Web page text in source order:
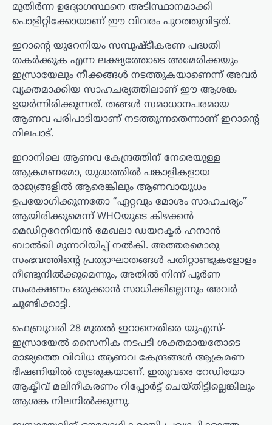
മുതിർന്ന ഉദ്യോഗസ്ഥനെ അടിസ്ഥാനമാക്കി
പൊളിറ്റിക്കോയാണ് ഈ വിവരം പുറത്തുവിട്ടത്.
ഇറാന്റെ യുറേനിയം സമ്പുഷ്ടീകരണ പദ്ധതി
തകർക്കുക എന്ന ലക്ഷ്യത്തോടെ അമേരിക്കയും
ഇസ്രായേലും നീക്കങ്ങൾ നടത്തുകയാണെന്ന് അവർ
വ്യക്തമാക്കിയ സാഹചര്യത്തിലാണ് ഈ ആശങ്ക
ഉയർന്നിരിക്കുന്നത്. തങ്ങൾ സമാധാനപരമായ
ആണവ പരിപാടിയാണ് നടത്തുന്നതെന്നാണ് ഇറാന്റെ
നിലപാട്.
ഇറാനിലെ ആണവ കേന്ദ്രത്തിന് നേരെയുള്ള
ആക്രമണമോ, യുദ്ധത്തിൽ പങ്കാളികളായ
രാജ്യങ്ങളിൽ ആരെങ്കിലും ആണവായുധം
ഉപയോഗിക്കുന്നതോ “ഏറ്റവും മോശം സാഹചര്യം”
ആയിരിക്കുമെന്ന് WHOയുടെ കിഴക്കൻ
മെഡിറ്ററേനിയൻ മേഖലാ ഡയറക്ടർ ഹനാൻ
ബാൽഖി മുന്നറിയിപ്പ് നൽകി. അത്തരമൊരു
സംഭവത്തിന്റെ പ്രത്യാഘാതങ്ങൾ പതിറ്റാണ്ടുകളോളം
നീണ്ടുനിൽക്കുമെന്നും, അതിൽ നിന്ന് പൂർണ
സംരക്ഷണം ഒരുക്കാൻ സാധിക്കില്ലെന്നും അവർ
ചൂണ്ടിക്കാട്ടി.
ഫെബ്രുവരി 28 മുതൽ ഇറാനെതിരെ യുഎസ്-
ഇസ്രായേൽ സൈനിക നടപടി ശക്തമായതോടെ
രാജ്യത്തെ വിവിധ ആണവ കേന്ദ്രങ്ങൾ ആക്രമണ
ഭീഷണിയിൽ തുടരുകയാണ്. ഇതുവരെ റേഡിയോ
ആക്ടീവ് മലിനീകരണം റിപ്പോർട്ട് ചെയ്തിട്ടില്ലെങ്കിലും
ആശങ്ക നിലനിൽക്കുന്നു.